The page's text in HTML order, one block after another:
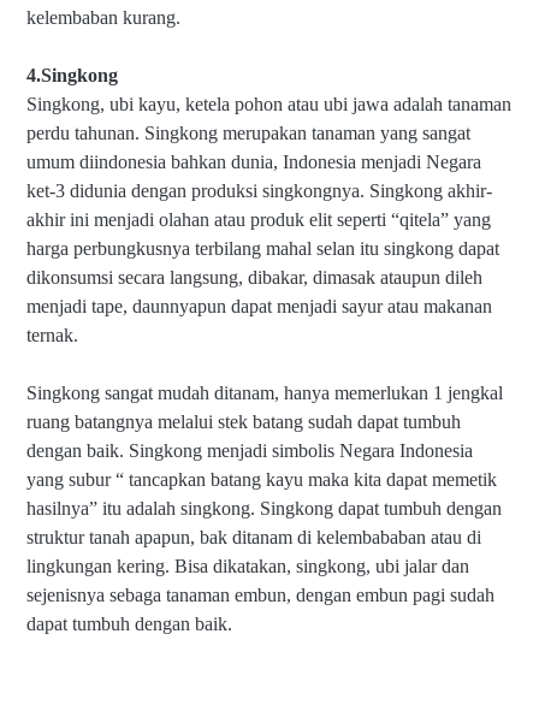
kelembaban kurang.
4.Singkong
Singkong, ubi kayu, ketela pohon atau ubi jawa adalah tanaman
perdu tahunan. Singkong merupakan tanaman yang sangat
umum diindonesia bahkan dunia, Indonesia menjadi Negara
ket-3 didunia dengan produksi singkongnya. Singkong akhir-
akhir ini menjadi olahan atau produk elit seperti “qitela” yang
harga perbungkusnya terbilang mahal selan itu singkong dapat
dikonsumsi secara langsung, dibakar, dimasak ataupun dileh
menjadi tape, daunnyapun dapat menjadi sayur atau makanan
ternak.
Singkong sangat mudah ditanam, hanya memerlukan 1 jengkal
ruang batangnya melalui stek batang sudah dapat tumbuh
dengan baik. Singkong menjadi simbolis Negara Indonesia
yang subur “ tancapkan batang kayu maka kita dapat memetik
hasilnya” itu adalah singkong. Singkong dapat tumbuh dengan
struktur tanah apapun, bak ditanam di kelembababan atau di
lingkungan kering. Bisa dikatakan, singkong, ubi jalar dan
sejenisnya sebaga tanaman embun, dengan embun pagi sudah
dapat tumbuh dengan baik.